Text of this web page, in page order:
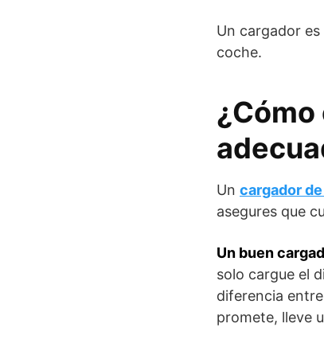
Un cargador
coche.
Un cargador
asegures que
Un buen
solo cargue el
diferencia
promete, lleve